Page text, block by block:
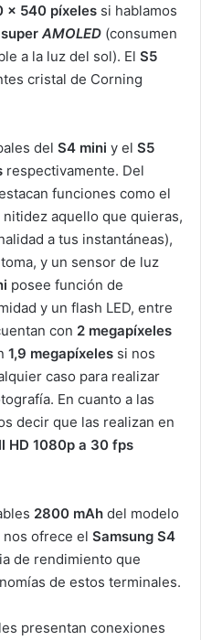
x 540 píxeles si hablamos
super AMOLED (consumen
a la luz del sol). El S5
cristal de Corning
del S4 mini y el S5
respectivamente. Del
funciones como el
nitidez aquello que quieras,
a tus instantáneas),
y un sensor de luz
posee función de
y un flash LED, entre
con 2 megapíxeles
1,9 megapíxeles si nos
caso para realizar
En cuanto a las
decir que las realizan en
HD 1080p a 30 fps
2800 mAh del modelo
nos ofrece el Samsung S4
de rendimiento que
de estos terminales.
presentan conexiones